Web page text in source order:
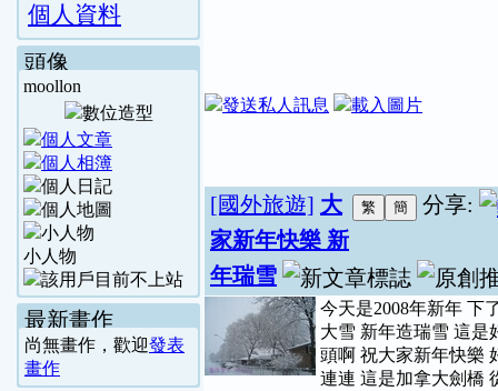
個人資料
頭像
moollon
小人物
最新畫作
尚無畫作，歡迎發表
畫作
分享:
[國外旅遊] 大
家新年快樂 新
年瑞雪
今天是2008年新年 下
大雪 新年造瑞雪 這是
頭啊 祝大家新年快樂
連連 這是加拿大劍橋